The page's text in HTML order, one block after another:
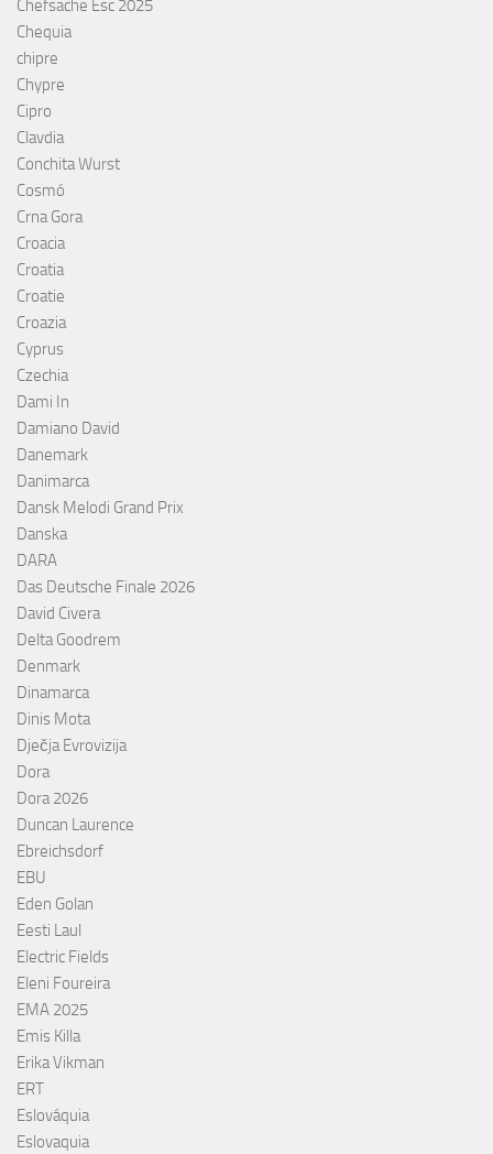
Chefsache Esc 2025
Chequia
chipre
Chypre
Cipro
Clavdia
Conchita Wurst
Cosmó
Crna Gora
Croacia
Croatia
Croatie
Croazia
Cyprus
Czechia
Dami In
Damiano David
Danemark
Danimarca
Dansk Melodi Grand Prix
Danska
DARA
Das Deutsche Finale 2026
David Civera
Delta Goodrem
Denmark
Dinamarca
Dinis Mota
Dječja Evrovizija
Dora
Dora 2026
Duncan Laurence
Ebreichsdorf
EBU
Eden Golan
Eesti Laul
Electric Fields
Eleni Foureira
EMA 2025
Emis Killa
Erika Vikman
ERT
Eslováquia
Eslovaquia